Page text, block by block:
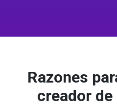
Razones
creador